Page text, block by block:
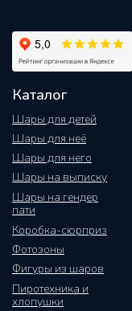
Каталог
Шары для детей
Шары для неё
Шары на выписку
Шары на гендер
пати
Коробка-сюрприз
Фотозоны
Фигуры из шаров
Шары для него
Пиротехника и
хлопушки